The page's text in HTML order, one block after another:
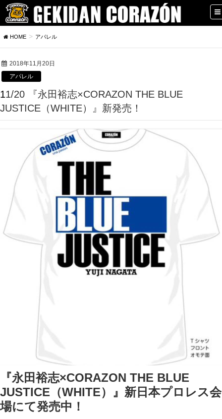
HOME アパレル
2018年11月20日
アパレル
11/20 『永田裕志×CORAZON THE BLUE
JUSTICE（WHITE）』新発売！
『永田裕志×CORAZON THE BLUE
JUSTICE（WHITE）』新日本プロレス会
場にて発売中！